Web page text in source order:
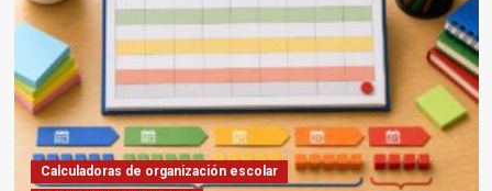
Calculadoras de organización escolar